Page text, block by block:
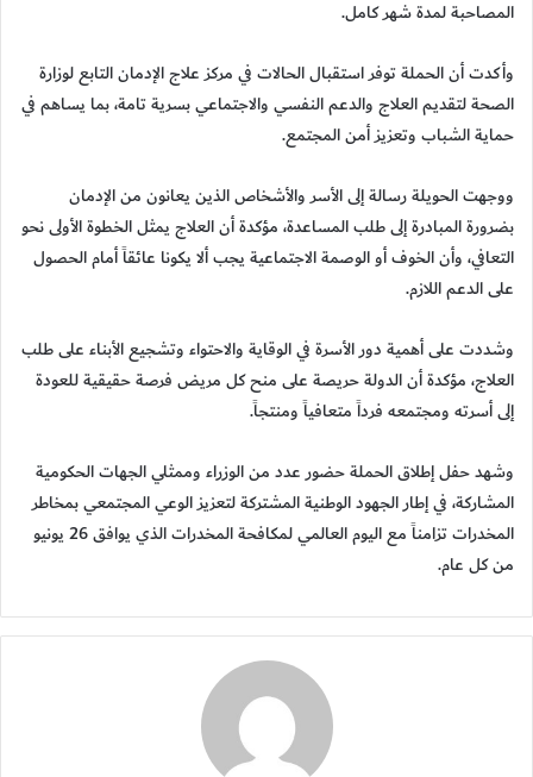
المصاحبة لمدة شهر كامل.
وأكدت أن الحملة توفر استقبال الحالات في مركز علاج الإدمان التابع لوزارة
الصحة لتقديم العلاج والدعم النفسي والاجتماعي بسرية تامة، بما يساهم في
حماية الشباب وتعزيز أمن المجتمع.
ووجهت الحويلة رسالة إلى الأسر والأشخاص الذين يعانون من الإدمان
بضرورة المبادرة إلى طلب المساعدة، مؤكدة أن العلاج يمثل الخطوة الأولى نحو
التعافي، وأن الخوف أو الوصمة الاجتماعية يجب ألا يكونا عائقاً أمام الحصول
على الدعم اللازم.
وشددت على أهمية دور الأسرة في الوقاية والاحتواء وتشجيع الأبناء على طلب
العلاج، مؤكدة أن الدولة حريصة على منح كل مريض فرصة حقيقية للعودة
إلى أسرته ومجتمعه فرداً متعافياً ومنتجاً.
وشهد حفل إطلاق الحملة حضور عدد من الوزراء وممثلي الجهات الحكومية
المشاركة، في إطار الجهود الوطنية المشتركة لتعزيز الوعي المجتمعي بمخاطر
المخدرات تزامناً مع اليوم العالمي لمكافحة المخدرات الذي يوافق 26 يونيو
من كل عام.